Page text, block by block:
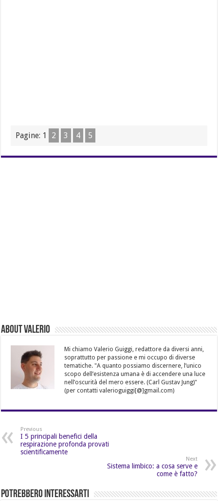
Pagine: 1 2 3 4 5
About Valerio
Mi chiamo Valerio Guiggi, redattore da diversi anni,
soprattutto per passione e mi occupo di diverse
tematiche. "A quanto possiamo discernere, l’unico
scopo dell’esistenza umana è di accendere una luce
nell’oscurità del mero essere. (Carl Gustav Jung)"
(per contatti valerioguiggi[@]gmail.com)
Previous
I 5 principali benefici della
respirazione profonda provati
scientificamente
Next
Sistema limbico: a cosa serve e
come è fatto?
Potrebbero Interessarti